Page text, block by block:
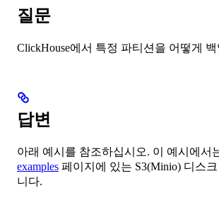
질문
ClickHouse에서 특정 파티션을 어떻게
답변
아래 예시를 참조하십시오. 이 예시에서
examples 페이지에 있는 S3(Minio) 디스크
니다.